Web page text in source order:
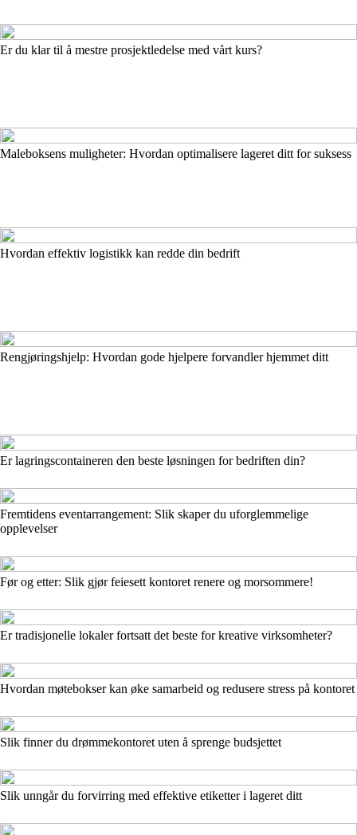
Er du klar til å mestre prosjektledelse med vårt kurs?
Maleboksens muligheter: Hvordan optimalisere lageret ditt for suksess
Hvordan effektiv logistikk kan redde din bedrift
Rengjøringshjelp: Hvordan gode hjelpere forvandler hjemmet ditt
Er lagringscontaineren den beste løsningen for bedriften din?
Fremtidens eventarrangement: Slik skaper du uforglemmelige
opplevelser
Før og etter: Slik gjør feiesett kontoret renere og morsommere!
Er tradisjonelle lokaler fortsatt det beste for kreative virksomheter?
Hvordan møtebokser kan øke samarbeid og redusere stress på kontoret
Slik finner du drømmekontoret uten å sprenge budsjettet
Slik unngår du forvirring med effektive etiketter i lageret ditt